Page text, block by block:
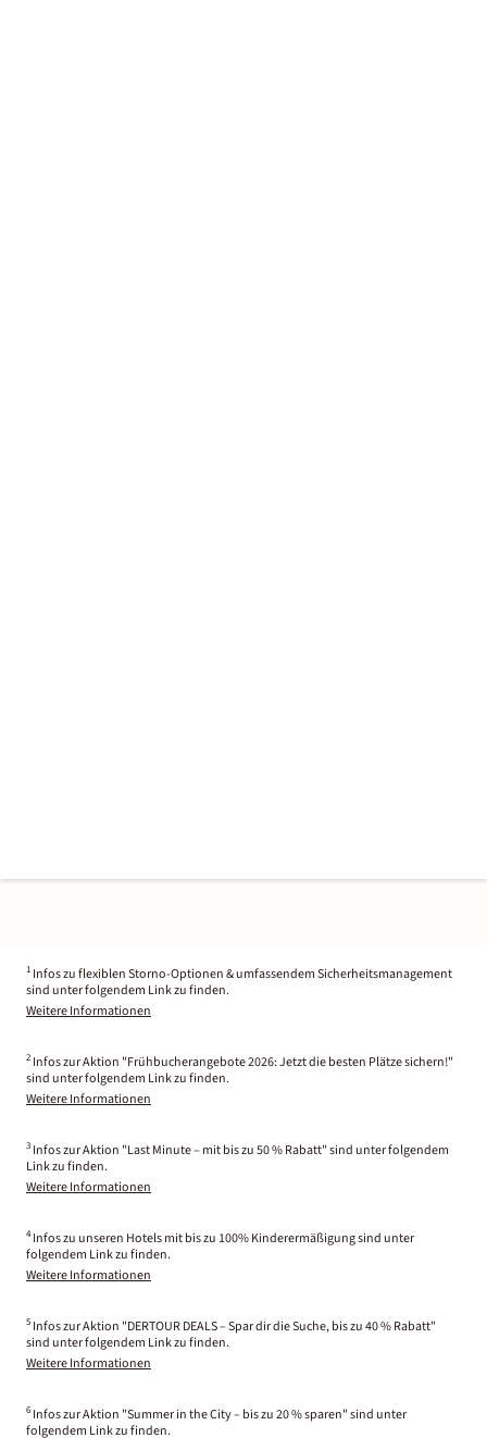
1 Infos zu flexiblen Storno-Optionen & umfassendem Sicherheitsmanagement
sind unter folgendem Link zu finden.
Weitere Informationen
2 Infos zur Aktion "Frühbucherangebote 2026: Jetzt die besten Plätze sichern!"
sind unter folgendem Link zu finden.
Weitere Informationen
3 Infos zur Aktion "Last Minute – mit bis zu 50 % Rabatt" sind unter folgendem
Link zu finden.
Weitere Informationen
4 Infos zu unseren Hotels mit bis zu 100% Kinderermäßigung sind unter
folgendem Link zu finden.
Weitere Informationen
5 Infos zur Aktion "DERTOUR DEALS – Spar dir die Suche, bis zu 40 % Rabatt"
sind unter folgendem Link zu finden.
Weitere Informationen
6 Infos zur Aktion "Summer in the City – bis zu 20 % sparen" sind unter
folgendem Link zu finden.